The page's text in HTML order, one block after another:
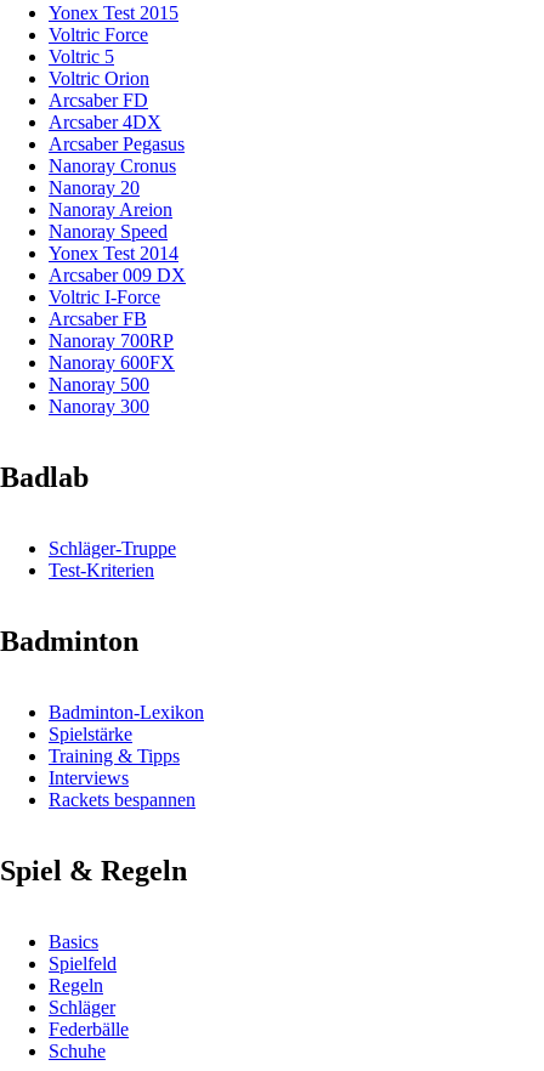
Yonex Test 2015
Voltric Force
Voltric 5
Voltric Orion
Arcsaber FD
Arcsaber 4DX
Arcsaber Pegasus
Nanoray Cronus
Nanoray 20
Nanoray Areion
Nanoray Speed
Yonex Test 2014
Arcsaber 009 DX
Voltric I-Force
Arcsaber FB
Nanoray 700RP
Nanoray 600FX
Nanoray 500
Nanoray 300
Badlab
Schläger-Truppe
Test-Kriterien
Badminton
Badminton-Lexikon
Spielstärke
Training & Tipps
Interviews
Rackets bespannen
Spiel & Regeln
Basics
Spielfeld
Regeln
Schläger
Federbälle
Schuhe